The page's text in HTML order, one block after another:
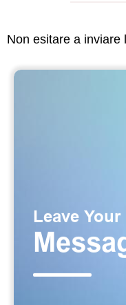
Non esitare a inviare